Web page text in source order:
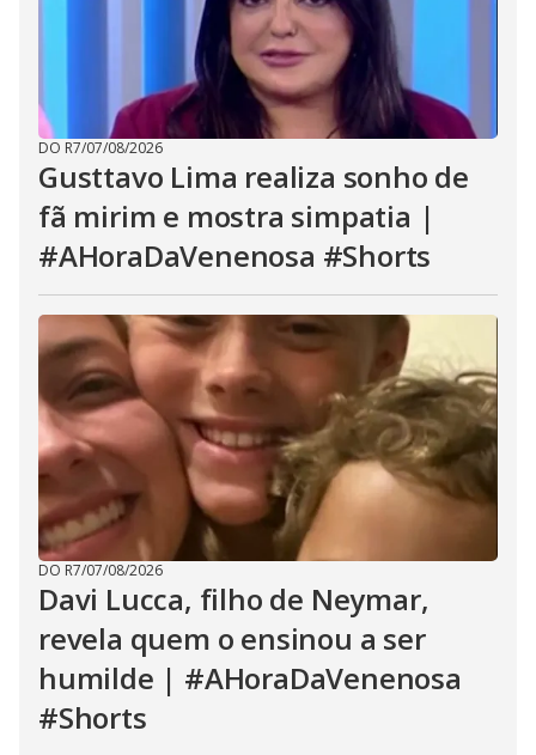
DO R7/07/08/2026
Gusttavo Lima realiza sonho de
fã mirim e mostra simpatia |
#AHoraDaVenenosa #Shorts
DO R7/07/08/2026
Davi Lucca, filho de Neymar,
revela quem o ensinou a ser
humilde | #AHoraDaVenenosa
#Shorts